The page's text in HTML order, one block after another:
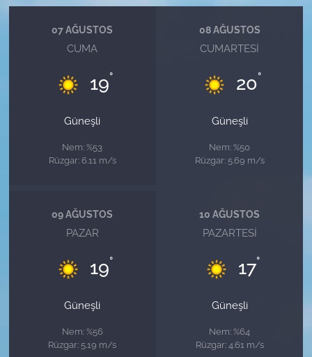
07 AĞUSTOS
CUMA
19°
Güneşli
Nem: %53
Rüzgar: 6.11 m/s
08 AĞUSTOS
CUMARTESI
20°
Güneşli
Nem: %50
Rüzgar: 5.69 m/s
09 AĞUSTOS
PAZAR
19°
Güneşli
Nem: %56
Rüzgar: 5.19 m/s
10 AĞUSTOS
PAZARTESI
17°
Güneşli
Nem: %64
Rüzgar: 4.61 m/s